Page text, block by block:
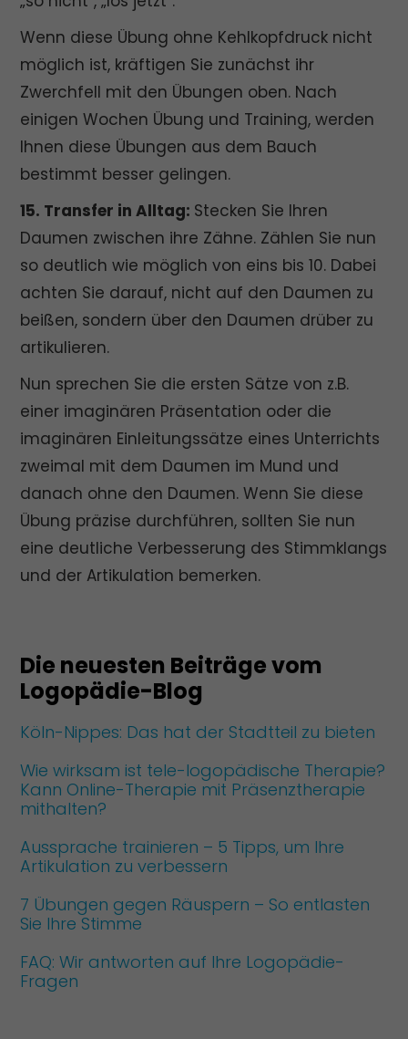
Wenn diese Übung ohne Kehlkopfdruck nicht
möglich ist, kräftigen Sie zunächst ihr
Zwerchfell mit den Übungen oben. Nach
einigen Wochen Übung und Training, werden
Ihnen diese Übungen aus dem Bauch
bestimmt besser gelingen.
15. Transfer in Alltag: Stecken Sie Ihren
Daumen zwischen ihre Zähne. Zählen Sie nun
so deutlich wie möglich von eins bis 10. Dabei
achten Sie darauf, nicht auf den Daumen zu
beißen, sondern über den Daumen drüber zu
artikulieren.
Nun sprechen Sie die ersten Sätze von z.B.
einer imaginären Präsentation oder die
imaginären Einleitungssätze eines Unterrichts
zweimal mit dem Daumen im Mund und
danach ohne den Daumen. Wenn Sie diese
Übung präzise durchführen, sollten Sie nun
eine deutliche Verbesserung des Stimmklangs
und der Artikulation bemerken.
Die neuesten Beiträge vom
Logopädie-Blog
Köln-Nippes: Das hat der Stadtteil zu bieten
Wie wirksam ist tele-logopädische Therapie?
Kann Online-Therapie mit Präsenztherapie
mithalten?
Aussprache trainieren – 5 Tipps, um Ihre
Artikulation zu verbessern
7 Übungen gegen Räuspern – So entlasten
Sie Ihre Stimme
FAQ: Wir antworten auf Ihre Logopädie-
Fragen